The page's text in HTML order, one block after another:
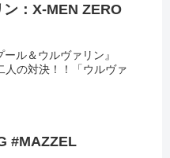
：X-MEN ZERO
ル＆ウルヴァリン』
人の対決！！「ウルヴァ
#BMSG #MAZZEL